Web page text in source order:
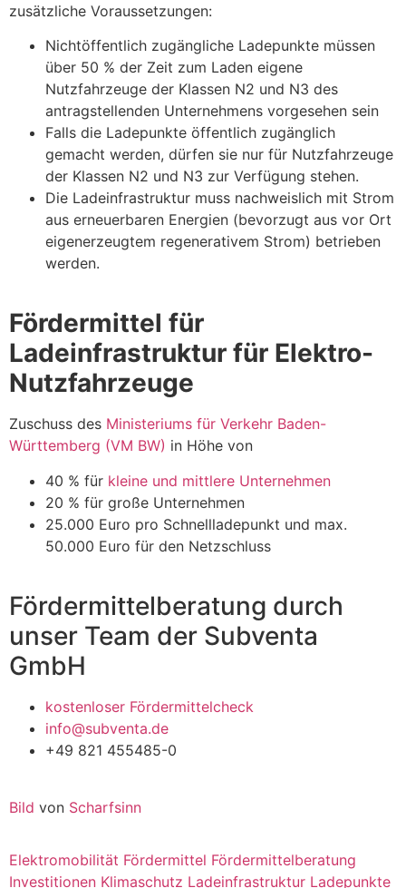
zusätzliche Voraussetzungen:
Nichtöffentlich zugängliche Ladepunkte müssen
über 50 % der Zeit zum Laden eigene
Nutzfahrzeuge der Klassen N2 und N3 des
antragstellenden Unternehmens vorgesehen sein
Falls die Ladepunkte öffentlich zugänglich
gemacht werden, dürfen sie nur für Nutzfahrzeuge
der Klassen N2 und N3 zur Verfügung stehen.
Die Ladeinfrastruktur muss nachweislich mit Strom
aus erneuerbaren Energien (bevorzugt aus vor Ort
eigenerzeugtem regenerativem Strom) betrieben
werden.
Fördermittel für
Ladeinfrastruktur für Elektro-
Nutzfahrzeuge
Zuschuss des Ministeriums für Verkehr Baden-
Württemberg (VM BW) in Höhe von
40 % für kleine und mittlere Unternehmen
20 % für große Unternehmen
25.000 Euro pro Schnellladepunkt und max.
50.000 Euro für den Netzschluss
Fördermittelberatung durch
unser Team der Subventa
GmbH
kostenloser Fördermittelcheck
info@subventa.de
+49 821 455485-0
Bild von Scharfsinn
Elektromobilität Fördermittel Fördermittelberatung
Investitionen Klimaschutz Ladeinfrastruktur Ladepunkte